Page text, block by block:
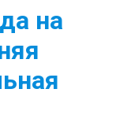
на